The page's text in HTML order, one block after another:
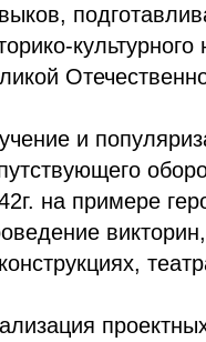
и
на примере